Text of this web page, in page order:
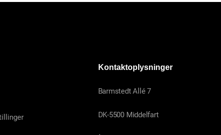
Kontaktoplysninger
Barmstedt Allé 7
DK-5500 Middelfart